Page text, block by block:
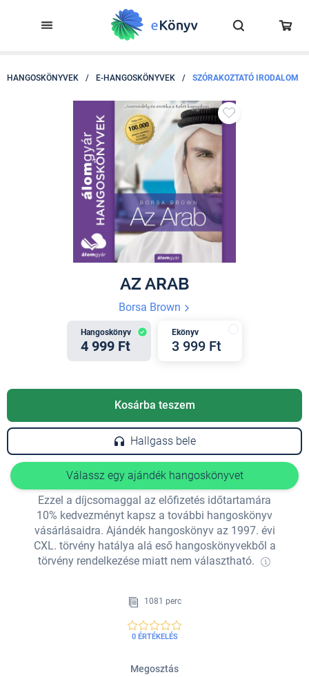
HANGOSKÖNYVEK / E-HANGOSKÖNYVEK / SZÓRAKOZTATÓ IRODALOM
AZ ARAB
Borsa Brown
Hangoskönyv
4 999 Ft
Ekönyv
3 999 Ft
Kosárba teszem
Hallgass bele
Válassz egy ajándék hangoskönyvet
Ezzel a díjcsomaggal az előfizetés időtartamára
10% kedvezményt kapsz a további hangoskönyv
vásárlásaidra. Ajándék hangoskönyv az 1997. évi
CXL. törvény hatálya alá eső hangoskönyvekből a
törvény rendelkezése miatt nem választható.
1081 perc
0 ÉRTÉKELÉS
Megosztás